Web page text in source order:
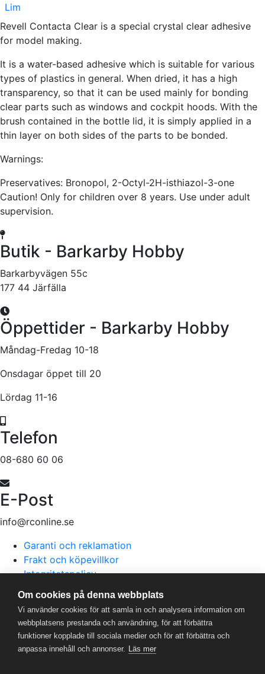
Lim
Revell Contacta Clear is a special crystal clear adhesive
for model making.
It is a water-based adhesive which is suitable for various
types of plastics in general. When dried, it has a high
transparency, so that it can be used mainly for bonding
clear parts such as windows and cockpit hoods. With the
brush contained in the bottle lid, it is simply applied in a
thin layer on both sides of the parts to be bonded.
Warnings:
Preservatives: Bronopol, 2-Octyl-2H-isthiazol-3-one
Caution! Only for children over 8 years. Use under adult
supervision.
Butik - Barkarby Hobby
Barkarbyvägen 55c
177 44 Järfälla
Öppettider - Barkarby Hobby
Måndag-Fredag 10-18
Onsdagar öppet till 20
Lördag 11-16
Telefon
08-680 60 06
E-Post
info@rconline.se
Garanti och reklamation
Frakt och köpevillkor
Integritetspolicy
Kontakta oss
RC Online- © 2026
559357-5706
Om cookies på denna webbplats
Vi använder cookies för att samla in och analysera information om
webbplatsens prestanda och användning, för att förbättra
funktioner kopplade till sociala medier och för att förbättra och
anpassa innehåll och annonser. Läs mer